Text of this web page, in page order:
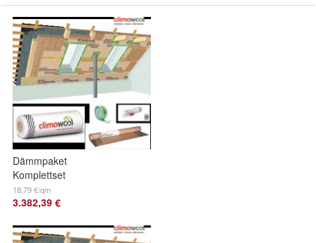
Dämmpaket
Komplettset
Dachdämmung
WLG 035 200 mm
18,79 €/qm
3.382,39 €